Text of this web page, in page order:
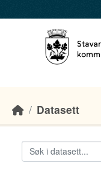
Datasett